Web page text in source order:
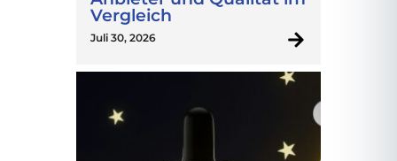
Vergleich
Juli 30, 2026